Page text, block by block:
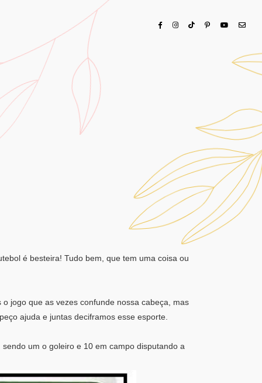
é besteira! Tudo bem, que tem uma coisa ou
jogo que as vezes confunde nossa cabeça, mas
ajuda e juntas deciframos esse esporte.
um o goleiro e 10 em campo disputando a